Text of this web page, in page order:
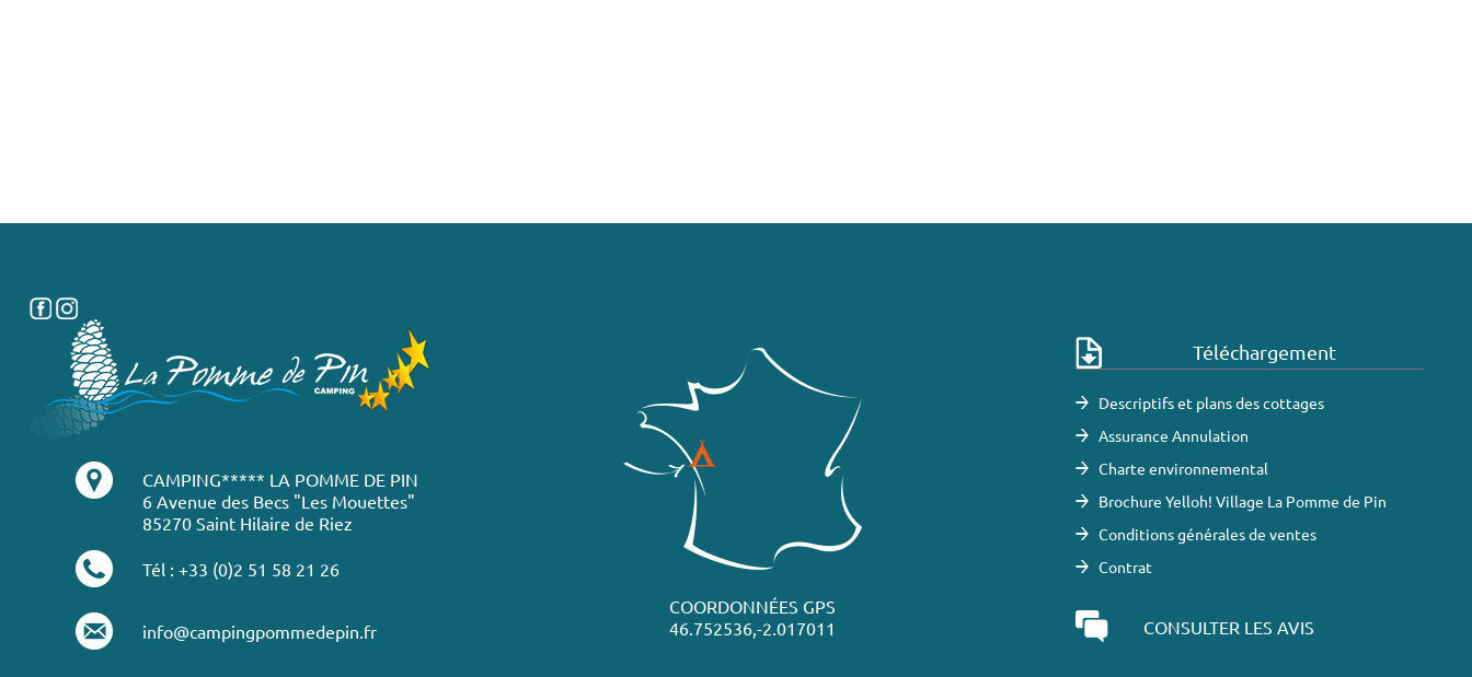
CAMPING***** LA POMME DE PIN
6 Avenue des Becs "Les Mouettes"
85270 Saint Hilaire de Riez
Tél : +33 (0)2 51 58 21 26
info@campingpommedepin.fr
COORDONNÉES GPS
46.752536,-2.017011
Téléchargement
Descriptifs et plans des cottages
Assurance Annulation
Charte environnemental
Brochure Yelloh! Village La Pomme de Pin
Conditions générales de ventes
Contrat
CONSULTER LES AVIS